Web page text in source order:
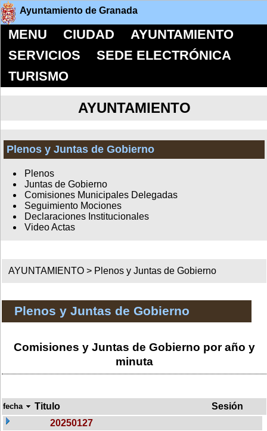
Ayuntamiento de Granada
MENU CIUDAD
AYUNTAMIENTO
SERVICIOS
SEDE ELECTRÓNICA
TURISMO
AYUNTAMIENTO
Plenos y Juntas de Gobierno
Plenos
Juntas de Gobierno
Comisiones Municipales Delegadas
Seguimiento Mociones
Declaraciones Institucionales
Video Actas
AYUNTAMIENTO > Plenos y Juntas de Gobierno
Plenos y Juntas de Gobierno
Comisiones y Juntas de Gobierno por año y
minuta
fecha Titulo
Sesión
20250127